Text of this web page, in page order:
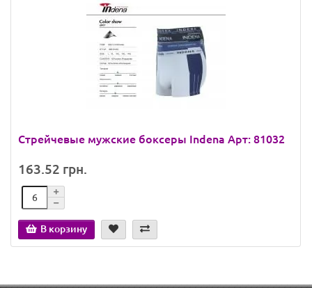
Стрейчевые мужские боксеры Indena Арт: 81032
163.52 грн.
В корзину